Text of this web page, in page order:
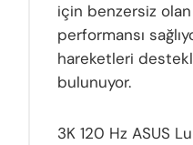
için benzersiz
performansı
hareketleri
bulunuyor.
3K 120 Hz ASUS